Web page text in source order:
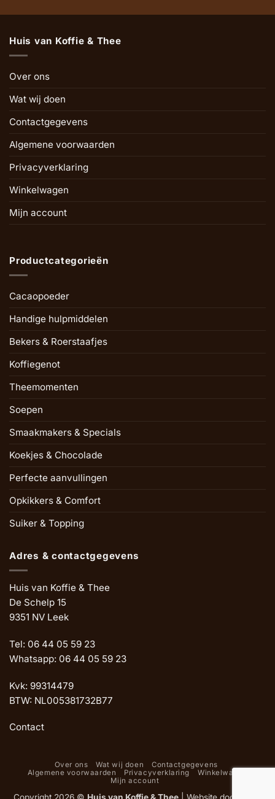
Huis van Koffie & Thee
Over ons
Wat wij doen
Contactgegevens
Algemene voorwaarden
Privacyverklaring
Winkelwagen
Mijn account
Productcategorieën
Cacaopoeder
Handige hulpmiddelen
Bekers & Roerstaafjes
Koffiegenot
Theemomenten
Soepen
Smaakmakers & Specials
Koekjes & Chocolade
Perfecte aanvullingen
Opkikkers & Comfort
Suiker & Topping
Adres & contactgegevens
Huis van Koffie & Thee
De Schelp 15
9351 NV Leek
Tel: 06 44 05 59 23
Whatsapp: 06 44 05 59 23
Kvk: 99314479
BTW: NL005381732B77
Contact
Over ons Wat wij doen
Contactgegevens
Algemene voorwaarden
Privacyverklaring
Winkelwagen
Mijn account